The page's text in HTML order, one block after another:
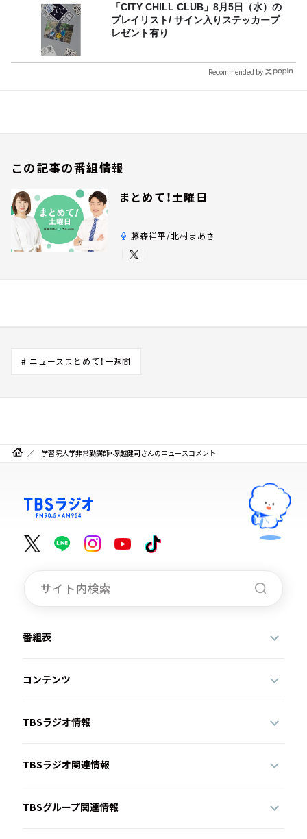
「CITY CHILL CLUB」8月5日（水）の
プレイリスト/ サイン入りステッカープ
レゼント有り
Recommended by
この記事の番組情報
まとめて！土曜日
藤森祥平/北村まあさ
# ニュースまとめて！一週間
学習院大学非常勤講師・塚越健司さんのニュースコメント
番組表
コンテンツ
TBSラジオ情報
TBSラジオ関連情報
TBSグループ関連情報